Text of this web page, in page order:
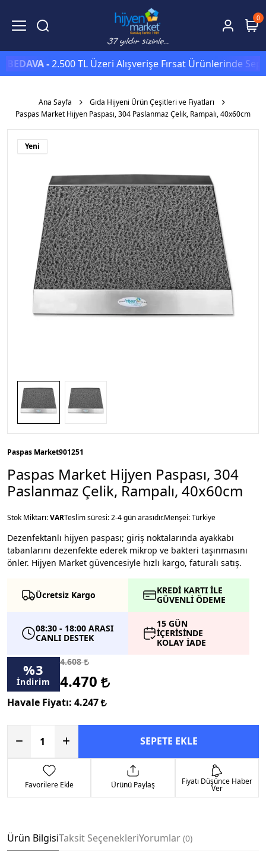
0
-2.500 TL Üzeri Alışverişe Fırsat Ürünlerinde Sepette
Ana Sayfa
Gıda Hijyeni Ürün Çeşitleri ve Fiyatları
Paspas Market Hijyen Paspası, 304 Paslanmaz Çelik, Rampalı, 40x60cm
Yeni
Paspas Market901251
Paspas Market Hijyen Paspası, 304
Paslanmaz Çelik, Rampalı, 40x60cm
Stok Miktarı:VARTeslim süresi: 2-4 gün arasıdır.Menşei: Türkiye
Dezenfektanlı hijyen paspası; giriş noktalarında ayakkabı
tabanlarını dezenfekte ederek mikrop ve bakteri taşınmasını
önler. Hijyen Market güvencesiyle hızlı kargo, faturalı satış.
Ücretsiz Kargo
KREDİ KARTI İLE
GÜVENLİ ÖDEME
08:30 - 18:00 ARASI
CANLI DESTEK
15 GÜN
İÇERİSİNDE
KOLAY İADE
%3
İndirim
4.608
4.470
Havale Fiyatı: 4.247
SEPETE EKLE
Favorilere Ekle Ürünü Paylaş Fiyatı Düşünce Haber
Ver
Ürün BilgisiTaksit SeçenekleriYorumlar 0